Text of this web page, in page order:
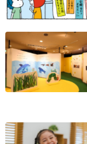
幼稚園・保育園
科学・プログ
教育・学習
絵本・読み聞
本・読書
住まい
ファッション・
行事・イベント
トラブル
親子でいっし
おでかけ
家族
こそだてマ